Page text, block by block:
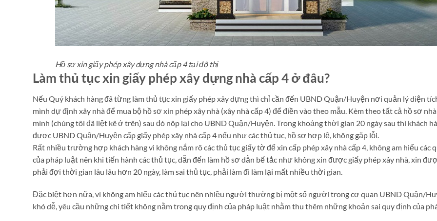
Hồ sơ xin giấy phép xây dựng nhà cấp 4 tại đô thị
Làm thủ tục xin giấy phép xây dựng nhà cấp 4 ở đâu?
Nếu Quý khách hàng đã từng làm thủ tục xin giấy phép xây dựng thì chỉ cần đến UBND Quận/Huyện nơi quản lý diện
mình dự định xây nhà để mua bộ hồ sơ xin phép xây nhà (xây nhà cấp 4) để điền vào theo mẫu. Kèm theo tất cả hồ sơ
mình (chúng tôi đã liệt kê ở trên) sau đó nôp lại cho UBND Quận/Huyện. Trong khoảng thời gian 20 ngày sau thì khách
được UBND Quận/Huyện cấp giấy phép xây nhà cấp 4 nếu như các thủ tục, hồ sơ hợp lệ, không gặp lỗi.
Rất nhiều trường hợp khách hàng vì không nắm rõ các thủ tục giấy tờ để xin cấp phép xây nhà cấp 4, không am hiểu các
của pháp luật nên khi tiến hành các thủ tục, dẫn đến làm hồ sơ dẫn bế tắc như không xin được giấy phép xây nhà, xin
phải đợi thời gian lâu lâu hơn 20 ngày, làm sai thủ tục, phải làm đi làm lại mất nhiều thời gian.
Đặc biệt hơn nữa, vì không am hiểu các thủ tục nên nhiều người thường bị một số người trong cơ quan UBND Quận/
khó dễ, yêu cầu những chi tiết không nằm trong quy định của pháp luật nhằm thu thêm những khoản sai quy định của